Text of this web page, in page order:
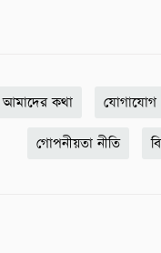
আমাদের কথা যোগাযোগ
গোপনীয়তা নীতি